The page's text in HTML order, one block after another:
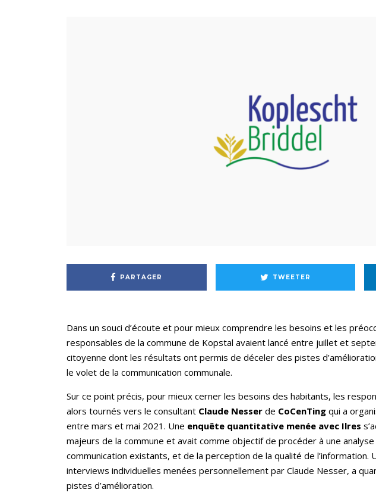
PARTAGER TWEETER
Dans un souci d’écoute et pour mieux comprendre les besoins et les
responsables de la commune de Kopstal avaient lancé entre juillet et
citoyenne dont les résultats ont permis de déceler des pistes
le volet de la communication communale.
Sur ce point précis, pour mieux cerner les besoins des habitants, les
alors tournés vers le consultant Claude Nesser de CoCenTing qui a
entre mars et mai 2021. Une enquête quantitative menée avec Ilres
majeurs de la commune et avait comme objectif de procéder à une
communication existants, et de la perception de la qualité de l’information.
interviews individuelles menées personnellement par Claude Nesser, a
pistes d’amélioration.